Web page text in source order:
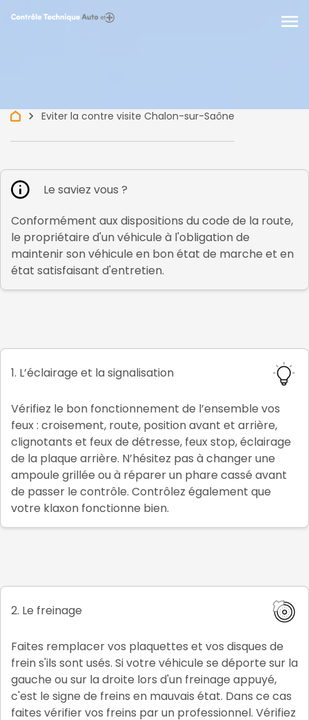
menu
keyboard_arrow_right Eviter la contre visite Chalon-sur-Saône
Le saviez vous ?
Conformément aux dispositions du code de la route,
le propriétaire d'un véhicule à l'obligation de
maintenir son véhicule en bon état de marche et en
état satisfaisant d'entretien.
1. L’éclairage et la signalisation
Vérifiez le bon fonctionnement de l’ensemble vos
feux : croisement, route, position avant et arrière,
clignotants et feux de détresse, feux stop, éclairage
de la plaque arrière. N’hésitez pas à changer une
ampoule grillée ou à réparer un phare cassé avant
de passer le contrôle. Contrôlez également que
votre klaxon fonctionne bien.
2. Le freinage
Faites remplacer vos plaquettes et vos disques de
frein s'ils sont usés. Si votre véhicule se déporte sur la
gauche ou sur la droite lors d'un freinage appuyé,
c'est le signe de freins en mauvais état. Dans ce cas
faites vérifier vos freins par un professionnel. Vérifiez